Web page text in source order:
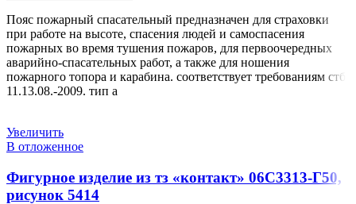
Пояс пожарный спасательный предназначен для страховки
при работе на высоте, спасения людей и самоспасения
пожарных во время тушения пожаров, для первоочередных
аварийно-спасательных работ, а также для ношения
пожарного топора и карабина. соответствует требованиям стб
11.13.08.-2009. тип а
Увеличить
В отложенное
Фигурное изделие из тз «контакт» 06С3313-Г50,
рисунок 5414